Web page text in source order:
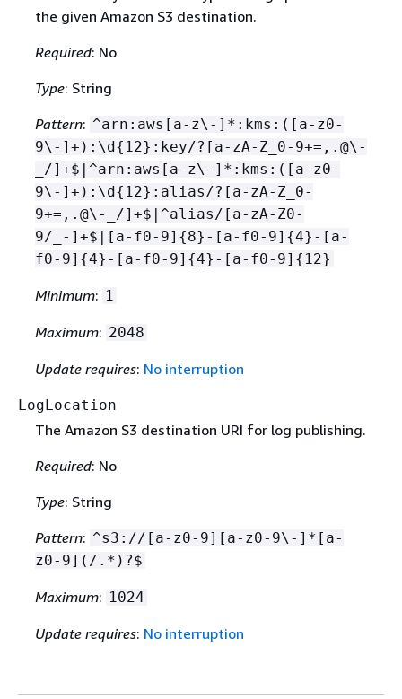
the given Amazon S3 destination.
Required: No
Type: String
Pattern: ^arn:aws[a-z\-]*:kms:([a-z0-
9\-]+):\d { 12}:key/?[a-zA-Z_0-9+=,.@\-
_/]+$|^arn:aws[a-z\-]*:kms:([a-z0-
9\-]+):\d { 12}:alias/?[a-zA-Z_0-
9+=,.@\-_/]+$|^alias/[a-zA-Z0-
9/_-]+$|[a-f0-9] {8}-[a-f0-9] {4}-[a-
f0-9] {4}-[a-f0-9] {4}-[a-f0-9] { 12}
Minimum: 1
Maximum: 2048
Update requires: No interruption
LogLocation
The Amazon S3 destination URI for log publishing.
Required: No
Type: String
Pattern: ^s3://[a-z0-9][a-z0-9\-]*[a-
z0-9](/.*)?$
Maximum: 1024
Update requires: No interruption